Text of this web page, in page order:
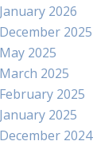
January 2026
December 2025
May 2025
March 2025
February 2025
January 2025
December 2024